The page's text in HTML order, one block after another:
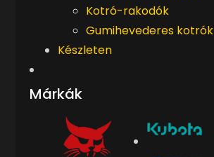
Kotró-rakodók
Gumihevederes kotrók
Készleten
Márkák